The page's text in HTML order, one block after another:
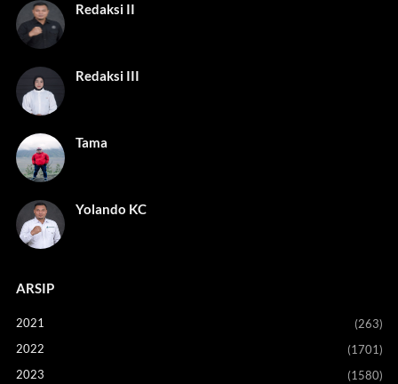
Redaksi II
Redaksi III
Tama
Yolando KC
ARSIP
2021
(263)
2022
(1701)
2023
(1580)